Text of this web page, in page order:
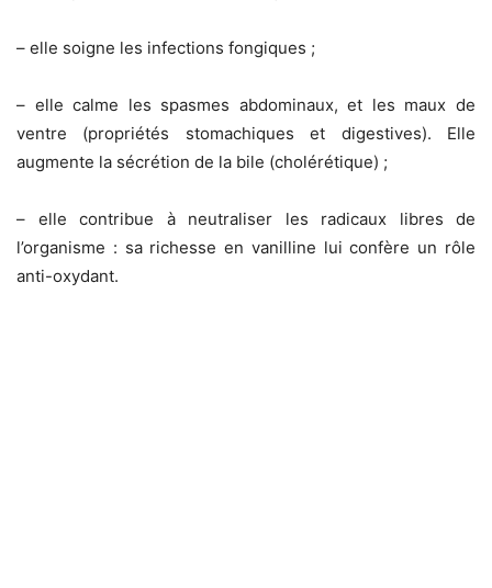
– elle soigne les infections fongiques ;
– elle calme les spasmes abdominaux, et les maux de
ventre (propriétés stomachiques et digestives). Elle
augmente la sécrétion de la bile (cholérétique) ;
– elle contribue à neutraliser les radicaux libres de
l’organisme : sa richesse en vanilline lui confère un rôle
anti-oxydant.